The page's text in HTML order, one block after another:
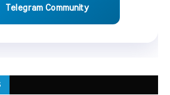
Telegram Community